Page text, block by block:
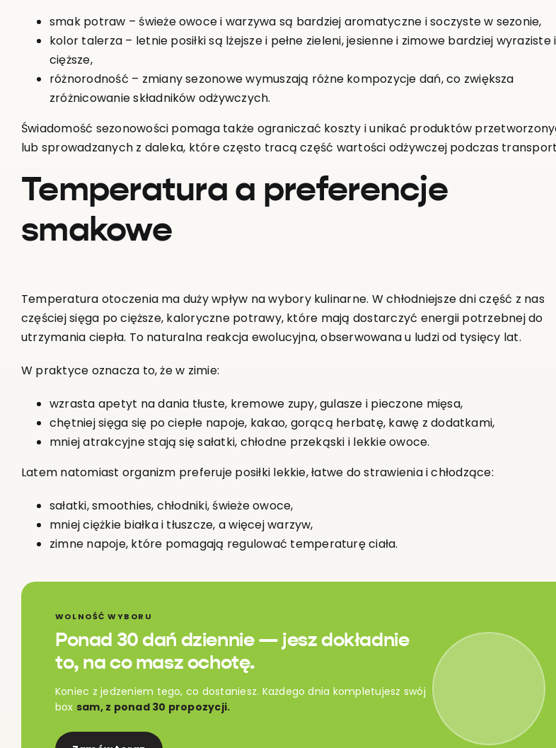
smak potraw – świeże owoce i warzywa są bardziej aromatyczne i soczyste w sezonie,
kolor talerza – letnie posiłki są lżejsze i pełne zieleni, jesienne i zimowe bardziej wyraziste i
cięższe,
różnorodność – zmiany sezonowe wymuszają różne kompozycje dań, co zwiększa
zróżnicowanie składników odżywczych.
Świadomość sezonowości pomaga także ograniczać koszty i unikać produktów
lub sprowadzanych z daleka, które często tracą część wartości odżywczej podczas
Temperatura a preferencje
smakowe
Temperatura otoczenia ma duży wpływ na wybory kulinarne. W chłodniejsze dni część z nas
częściej sięga po cięższe, kaloryczne potrawy, które mają dostarczyć energii potrzebnej do
utrzymania ciepła. To naturalna reakcja ewolucyjna, obserwowana u ludzi od tysięcy lat.
W praktyce oznacza to, że w zimie:
wzrasta apetyt na dania tłuste, kremowe zupy, gulasze i pieczone mięsa,
chętniej sięga się po ciepłe napoje, kakao, gorącą herbatę, kawę z dodatkami,
mniej atrakcyjne stają się sałatki, chłodne przekąski i lekkie owoce.
Latem natomiast organizm preferuje posiłki lekkie, łatwe do strawienia i chłodzące:
sałatki, smoothies, chłodniki, świeże owoce,
mniej ciężkie białka i tłuszcze, a więcej warzyw,
zimne napoje, które pomagają regulować temperaturę ciała.
WOLNOŚĆ WYBORU
Ponad 30 dań dziennie — jesz dokładnie
to, na co masz ochotę.
Koniec z jedzeniem tego, co dostaniesz. Każdego dnia kompletujesz swój
box sam, z ponad 30 propozycji.